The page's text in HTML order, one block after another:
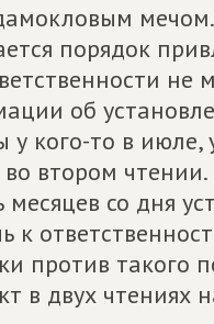
порядок
не
об
кого-то в июле,
втором
со дня
к
против такого
в двух чтениях